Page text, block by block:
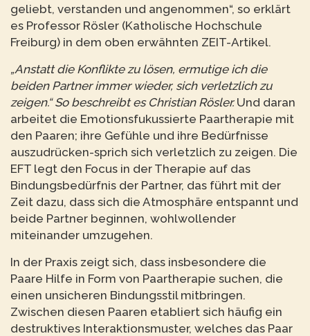
geliebt, verstanden und angenommen“, so erklärt
es Professor Rösler (Katholische Hochschule
Freiburg) in dem oben erwähnten ZEIT-Artikel.
„Anstatt die Konflikte zu lösen, ermutige ich die
beiden Partner immer wieder, sich verletzlich zu
zeigen.“ So beschreibt es Christian Rösler. Und daran
arbeitet die Emotionsfukussierte Paartherapie mit
den Paaren; ihre Gefühle und ihre Bedürfnisse
auszudrücken-sprich sich verletzlich zu zeigen. Die
EFT legt den Focus in der Therapie auf das
Bindungsbedürfnis der Partner, das führt mit der
Zeit dazu, dass sich die Atmosphäre entspannt und
beide Partner beginnen, wohlwollender
miteinander umzugehen.
In der Praxis zeigt sich, dass insbesondere die
Paare Hilfe in Form von Paartherapie suchen, die
einen unsicheren Bindungsstil mitbringen.
Zwischen diesen Paaren etabliert sich häufig ein
destruktives Interaktionsmuster, welches das Paar